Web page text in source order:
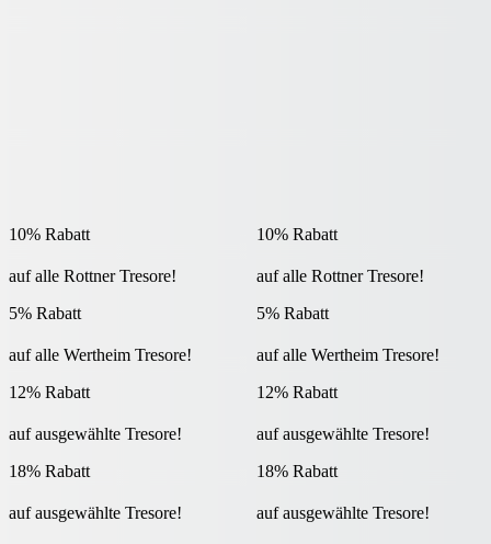
10% Rabatt
auf alle Rottner Tresore!
5% Rabatt
auf alle Wertheim Tresore!
12% Rabatt
auf ausgewählte Tresore!
18% Rabatt
auf ausgewählte Tresore!
10% Rabatt
auf alle Rottner Tresore!
5% Rabatt
auf alle Wertheim Tresore!
12% Rabatt
auf ausgewählte Tresore!
18% Rabatt
auf ausgewählte Tresore!